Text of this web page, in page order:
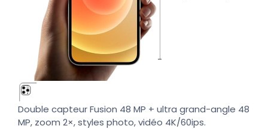
Double capteur Fusion 48 MP + ultra grand-angle 48
MP, zoom 2×, styles photo, vidéo 4K/60ips.